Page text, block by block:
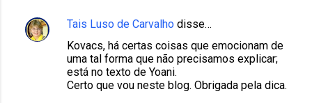
Tais Luso de Carvalho disse…
Kovacs, há certas coisas que emocionam de
uma tal forma que não precisamos explicar;
está no texto de Yoani.
Certo que vou neste blog. Obrigada pela dica.